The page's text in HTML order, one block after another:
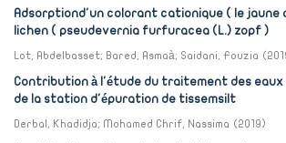
Adsorptiond'un colorant cationique ( le jaune
lichen ( pseudevernia furfuracea (L.) zopf )
Lot, Abdelbasset; Bared, Asmaà; Saidani, Fouzia (
Contribution à l'étude du traitement des eaux
de la station d'épuration de tissemsilt
Derbal, Khadidja; Mohamed Chrif, Nassima (2019)